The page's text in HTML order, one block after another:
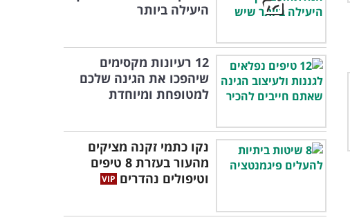
היעילה ביותר
12 רעיונות מקסימים
שיהפכו את הגינה שלכם
למטופחת ומיוחדת
נקו כתמי זקנה מציקים
מהעור בעזרת 8 טיפים
וטיפולים נהדרים